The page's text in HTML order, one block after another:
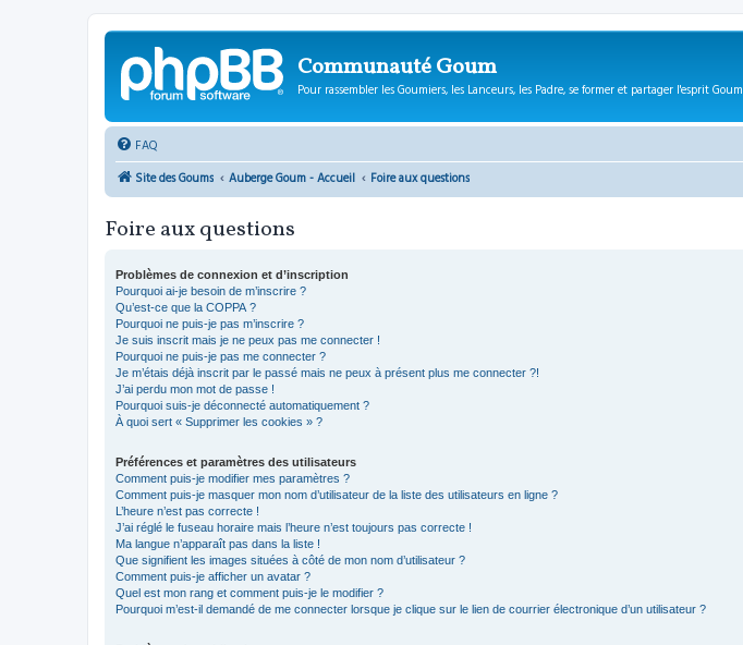
Communauté Goum
Pour rassembler les Goumiers, les Lanceurs, les Padre, se former et partager l'esprit Goum
FAQ
Site des Goums
Auberge Goum - Accueil Foire aux questions
Foire aux questions
Problèmes de connexion et d’inscription
Pourquoi ai-je besoin de m’inscrire ?
Qu’est-ce que la COPPA ?
Pourquoi ne puis-je pas m’inscrire ?
Je suis inscrit mais je ne peux pas me connecter !
Pourquoi ne puis-je pas me connecter ?
Je m’étais déjà inscrit par le passé mais ne peux à présent plus me connecter ?!
J’ai perdu mon mot de passe !
Pourquoi suis-je déconnecté automatiquement ?
À quoi sert « Supprimer les cookies » ?
Préférences et paramètres des utilisateurs
Comment puis-je modifier mes paramètres ?
Comment puis-je masquer mon nom d’utilisateur de la liste des utilisateurs en ligne ?
L’heure n’est pas correcte !
J’ai réglé le fuseau horaire mais l’heure n’est toujours pas correcte !
Ma langue n’apparaît pas dans la liste !
Que signifient les images situées à côté de mon nom d’utilisateur ?
Comment puis-je afficher un avatar ?
Quel est mon rang et comment puis-je le modifier ?
Pourquoi m’est-il demandé de me connecter lorsque je clique sur le lien de courrier électronique d’un utilisateur ?